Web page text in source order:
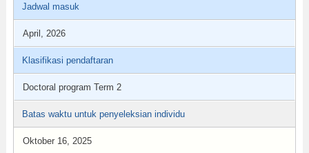
Jadwal masuk
April, 2026
Klasifikasi pendaftaran
Doctoral program Term 2
Batas waktu untuk penyeleksian individu
Oktober 16, 2025